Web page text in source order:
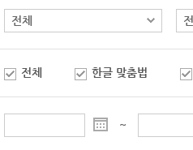
전체 한글 맞춤법
~